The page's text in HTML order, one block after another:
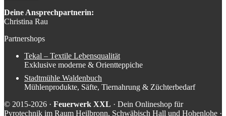
Deine Ansprechpartnerin:
Christina Rau
Partnershops
Tekal – Textile Lebensqualität
Exklusive moderne & Orientteppiche
Stadtmühle Waldenbuch
Mühlenprodukte, Säfte, Tiernahrung & Züchterbedarf
© 2015-2026 · Feuerwerk XXL · Dein Onlineshop für
Pyrotechnik im Raum Heilbronn, Schwäbisch Hall und Hohenlohe ·